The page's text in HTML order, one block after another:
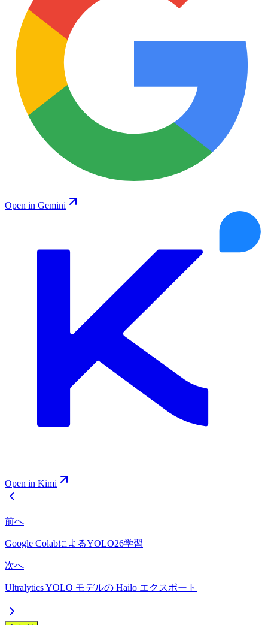
Open in Gemini
Open in Kimi
前へ
Google ColabによるYOLO26学習
次へ
Ultralytics YOLO モデルの Hailo エクスポート